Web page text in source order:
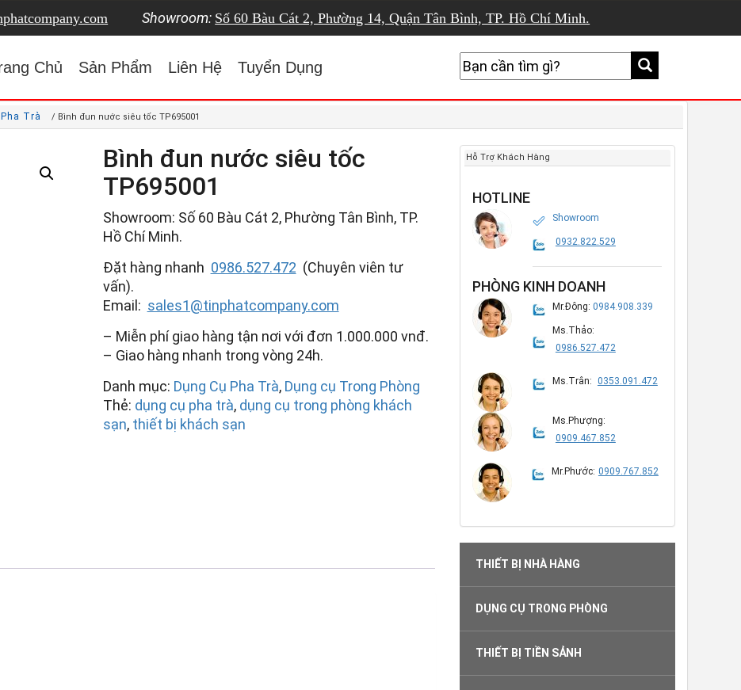
Showroom: Số 60 Bàu Cát 2, Phường 14, Quận Tân Bình, TP. Hồ Chí Minh.
Chủ Sản Phẩm Liên Hệ Tuyển Dụng
Trà / Bình đun nước siêu tốc TP695001
Bình đun nước siêu tốc
TP695001
Showroom: Số 60 Bàu Cát 2, Phường Tân Bình, TP.
Hồ Chí Minh.
Đặt hàng nhanh 0986.527.472 (Chuyên viên tư
vấn).
Email: sales1@tinphatcompany.com
– Miễn phí giao hàng tận nơi với đơn 1.000.000 vnđ.
– Giao hàng nhanh trong vòng 24h.
Danh mục: Dụng Cụ Pha Trà, Dụng cụ Trong Phòng
Thẻ: dụng cụ pha trà, dụng cụ trong phòng khách
sạn, thiết bị khách sạn
Hỗ Trợ Khách Hàng
HOTLINE
Showroom
0932.822.529
PHÒNG KINH DOANH
Mr.Đông: 0984.908.339
Ms.Thảo:
0986.527.472
Ms.Trân: 0353.091.472
Ms.Phượng:
0909.467.852
Mr.Phước: 0909.767.852
THIẾT BỊ NHÀ HÀNG
DỤNG CỤ TRONG PHÒNG
THIẾT BỊ TIỀN SẢNH